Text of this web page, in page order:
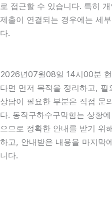
로 접근할 수 있습니다. 특히
제출이 연결되는 경우에는 세
다.
2026년07월08일 14시00분
다면 먼저 목적을 정리하고,
상담이 필요한 부분은 직접 문
다. 동작구하수구막힘는 상황
으므로 정확한 안내를 받기 위
하고, 안내받은 내용을 마지막
니다.